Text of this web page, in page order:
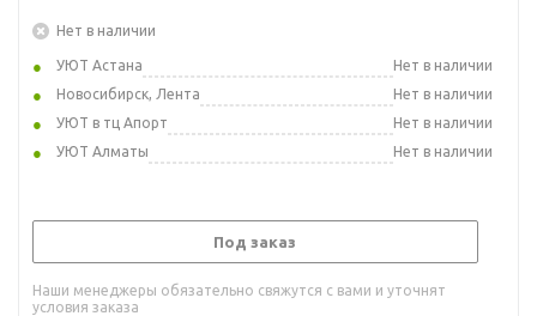
Нет в наличии
УЮТ Астана
Нет в наличии
Новосибирск, Лента
Нет в наличии
УЮТ в тц Апорт
Нет в наличии
УЮТ Алматы
Нет в наличии
Под заказ
Наши менеджеры обязательно свяжутся с вами и уточнят
условия заказа